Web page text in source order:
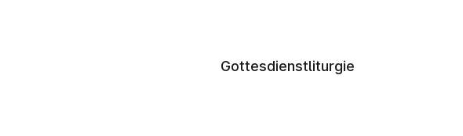
Gottesdienstliturgie